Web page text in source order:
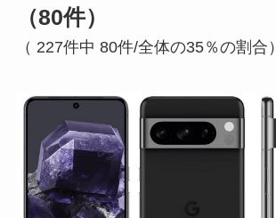
（80件）
（ 227件中 80件/全体の35％の割合）